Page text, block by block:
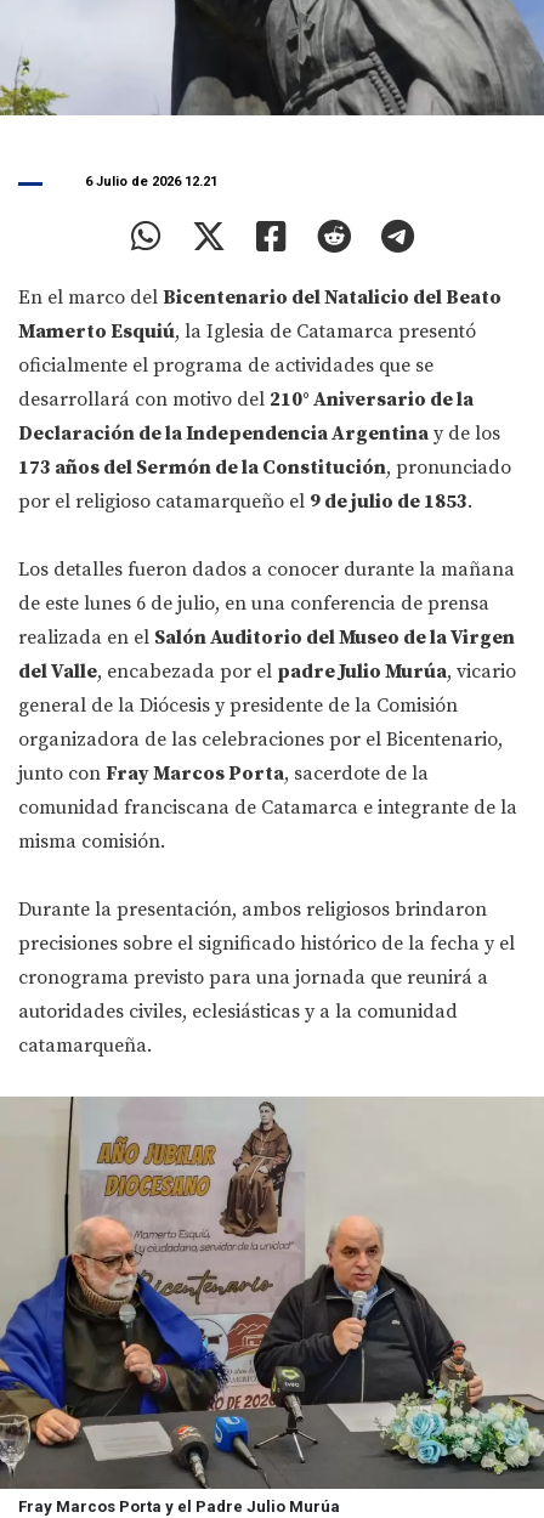
6 Julio de 2026 12.21
En el marco del Bicentenario del Natalicio del Beato
Mamerto Esquiú, la Iglesia de Catamarca presentó
oficialmente el programa de actividades que se
desarrollará con motivo del 210° Aniversario de la
Declaración de la Independencia Argentina y de los
173 años del Sermón de la Constitución, pronunciado
por el religioso catamarqueño el 9 de julio de 1853.
Los detalles fueron dados a conocer durante la mañana
de este lunes 6 de julio, en una conferencia de prensa
realizada en el Salón Auditorio del Museo de la Virgen
del Valle, encabezada por el padre Julio Murúa, vicario
general de la Diócesis y presidente de la Comisión
organizadora de las celebraciones por el Bicentenario,
junto con Fray Marcos Porta, sacerdote de la
comunidad franciscana de Catamarca e integrante de la
misma comisión.
Durante la presentación, ambos religiosos brindaron
precisiones sobre el significado histórico de la fecha y el
cronograma previsto para una jornada que reunirá a
autoridades civiles, eclesiásticas y a la comunidad
catamarqueña.
Fray Marcos Porta y el Padre Julio Murúa